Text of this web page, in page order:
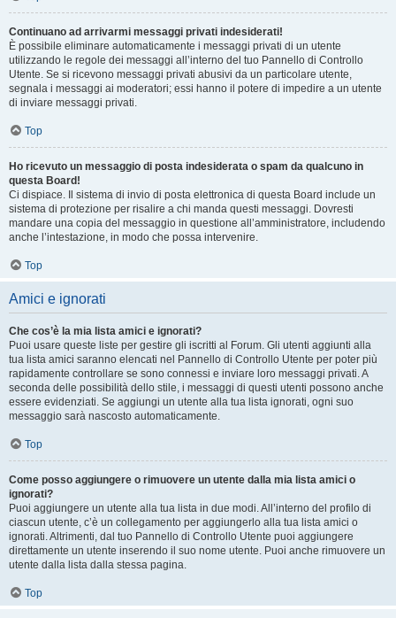
Continuano ad arrivarmi messaggi privati indesiderati!
È possibile eliminare automaticamente i messaggi privati ​​di un utente
utilizzando le regole dei messaggi all’interno del tuo Pannello di Controllo
Utente. Se si ricevono messaggi privati ​​abusivi da un particolare utente,
segnala i messaggi ai moderatori; essi hanno il potere di impedire a un utente
di inviare messaggi privati​​.
Top
Ho ricevuto un messaggio di posta indesiderata o spam da qualcuno in
questa Board!
Ci dispiace. Il sistema di invio di posta elettronica di questa Board include un
sistema di protezione per risalire a chi manda questi messaggi. Dovresti
mandare una copia del messaggio in questione all’amministratore, includendo
anche l’intestazione, in modo che possa intervenire.
Top
Amici e ignorati
Che cos’è la mia lista amici e ignorati?
Puoi usare queste liste per gestire gli iscritti al Forum. Gli utenti aggiunti alla
tua lista amici saranno elencati nel Pannello di Controllo Utente per poter più
rapidamente controllare se sono connessi e inviare loro messaggi privati. A
seconda delle possibilità dello stile, i messaggi di questi utenti possono anche
essere evidenziati. Se aggiungi un utente alla tua lista ignorati, ogni suo
messaggio sarà nascosto automaticamente.
Top
Come posso aggiungere o rimuovere un utente dalla mia lista amici o
ignorati?
Puoi aggiungere un utente alla tua lista in due modi. All’interno del profilo di
ciascun utente, c’è un collegamento per aggiungerlo alla tua lista amici o
ignorati. Altrimenti, dal tuo Pannello di Controllo Utente puoi aggiungere
direttamente un utente inserendo il suo nome utente. Puoi anche rimuovere un
utente dalla lista dalla stessa pagina.
Top